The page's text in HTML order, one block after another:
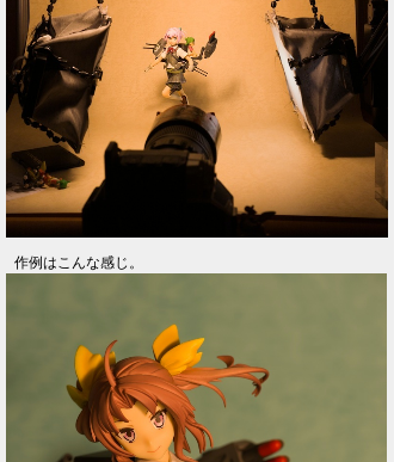
作例はこんな感じ。